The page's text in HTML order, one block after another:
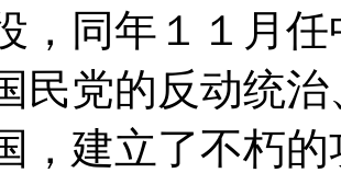
，同年１１月
民党的反动统
，建立了不朽